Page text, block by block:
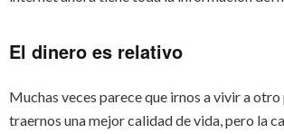
El dinero es relativo
Muchas veces parece que irnos a vivir a otro
traernos una mejor calidad de vida, pero la